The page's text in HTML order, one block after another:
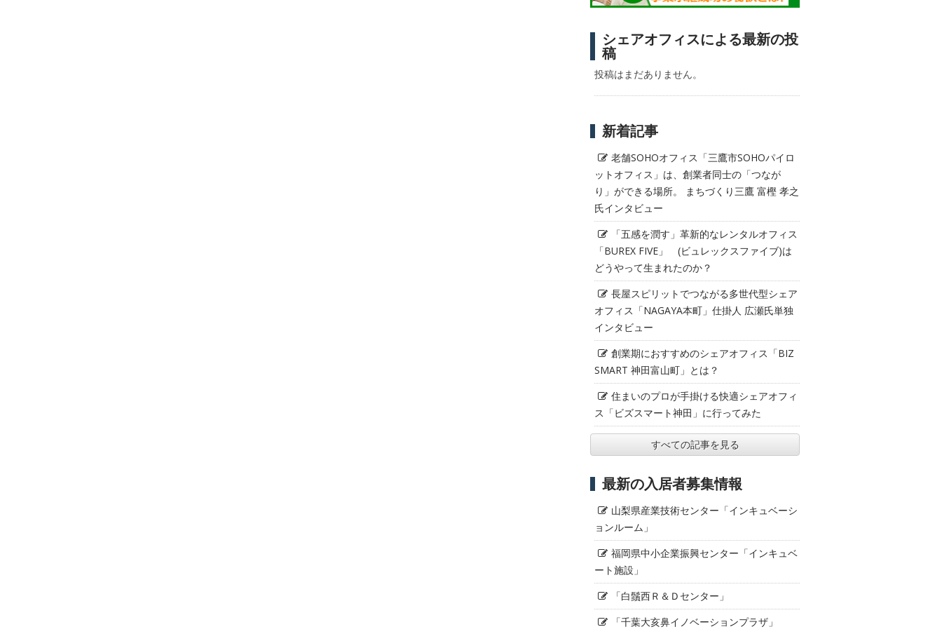
シェアオフィスによる最新の投
稿
投稿はまだありません。
新着記事
老舗SOHOオフィス「三鷹市SOHOパイロ
ットオフィス」は、創業者同士の「つなが
り」ができる場所。 まちづくり三鷹 富樫 孝之
氏インタビュー
「五感を潤す」革新的なレンタルオフィス
「BUREX FIVE」 (ビュレックスファイブ)は
どうやって生まれたのか？
長屋スピリットでつながる多世代型シェア
オフィス「NAGAYA本町」仕掛人 広瀬氏単独
インタビュー
創業期におすすめのシェアオフィス「BIZ
SMART 神田富山町」とは？
住まいのプロが手掛ける快適シェアオフィ
ス「ビズスマート神田」に行ってみた
すべての記事を見る
最新の入居者募集情報
山梨県産業技術センター「インキュベーシ
ョンルーム」
福岡県中小企業振興センター「インキュベ
ート施設」
「白鬚西Ｒ＆Ｄセンター」
「千葉大亥鼻イノベーションプラザ」